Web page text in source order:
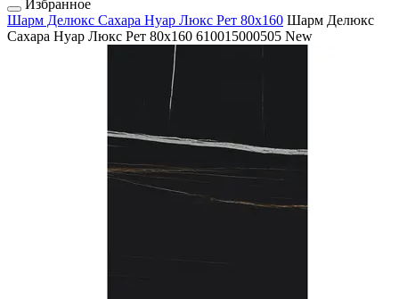
Избранное
Шарм Делюкс Сахара Нуар Люкс Рет 80x160 Шарм Делюкс
Сахара Нуар Люкс Рет 80x160 610015000505 New